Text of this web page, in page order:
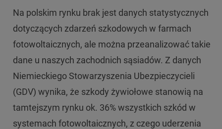
Na polskim rynku brak jest danych statystycznych
dotyczących zdarzeń szkodowych w farmach
fotowoltaicznych, ale można przeanalizować takie
dane u naszych zachodnich sąsiadów. Z danych
Niemieckiego Stowarzyszenia Ubezpieczycieli
(GDV) wynika, że szkody żywiołowe stanowią na
tamtejszym rynku ok. 36% wszystkich szkód w
systemach fotowoltaicznych, z czego uderzenia